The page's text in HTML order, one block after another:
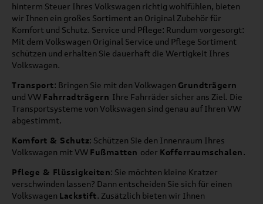
hinterm Steuer Ihres Volkswagen richtig wohlfühlen, bieten
wir Ihnen ein großes Sortiment an Original Zubehör für
Komfort und Schutz. Service und Pflege: Rundum vorgesorgt:
Mit dem Volkswagen Original Service und Pflege Sortiment
schützen und erhalten Sie dauerhaft die Wertigkeit Ihres
Volkswagen.
Transport: Bringen Sie mit den Volkwagen Grundträgern
und VW Fahrradträgern Ihre Fahrräder sicher ans Ziel. Die
Transportsysteme von Volkswagen sind genau auf Ihren VW
abgestimmt.
Komfort & Schutz: Schützen Sie den Innenraum Ihres
Volkswagen mit VW Fußmatten oder Kofferraumschalen.
Pflege & Flüssigkeiten: Sie möchten kleine Kratzer
verschwinden lassen? Dann entscheiden Sie sich für einen
Volkswagen Lackstift. Zusätzlich bieten wir Ihnen